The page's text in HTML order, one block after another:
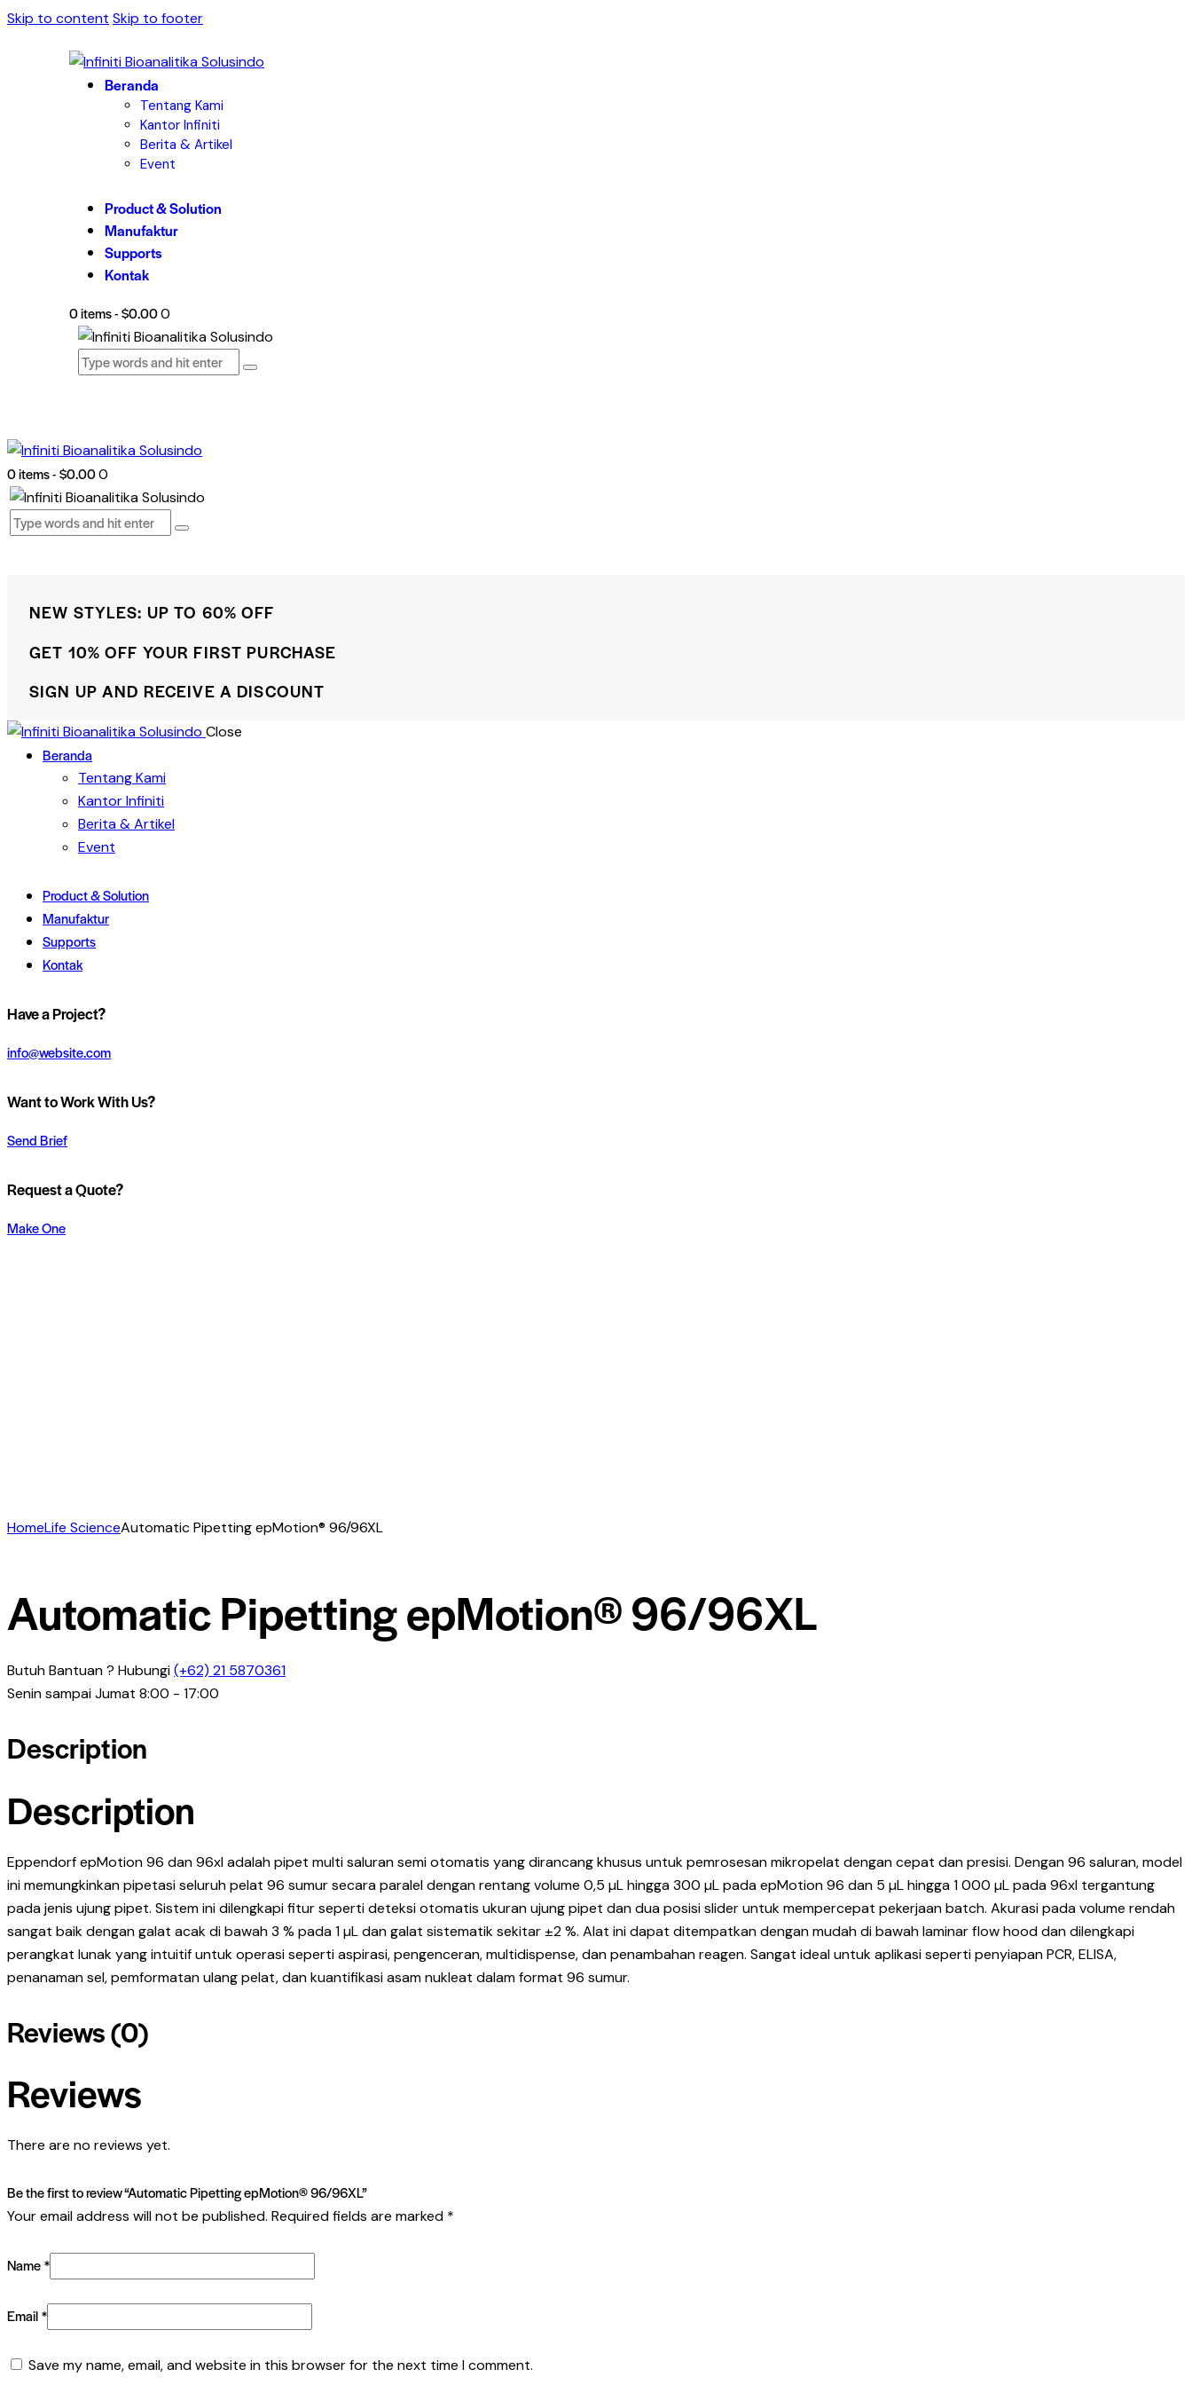
Skip to content Skip to footer
Beranda
Tentang Kami
Kantor Infiniti
Berita & Artikel
Event
Product & Solution
Manufaktur
Supports
Kontak
0 items-$0.000
0 items-$0.000
NEW STYLES: UP TO 60% OFF
GET 10% OFF YOUR FIRST PURCHASE
SIGN UP AND RECEIVE A DISCOUNT
Close
Beranda
Tentang Kami
Kantor Infiniti
Berita & Artikel
Event
Product & Solution
Manufaktur
Supports
Kontak
Have a Project?
info@website.com
Want to Work With Us?
Send Brief
Request a Quote?
Make One
HomeLife ScienceAutomatic Pipetting epMotion® 96/96XL
Automatic Pipetting epMotion® 96/96XL
Butuh Bantuan ? Hubungi(+62) 21 5870361
Senin sampai Jumat 8:00 - 17:00
Description
Description
Eppendorf epMotion 96 dan 96xl adalah pipet multi saluran semi otomatis yang dirancang khusus untuk pemrosesan mikropelat dengan cepat dan presisi. Dengan 96 saluran, model
ini memungkinkan pipetasi seluruh pelat 96 sumur secara paralel dengan rentang volume 0,5 µL hingga 300 µL pada epMotion 96 dan 5 µL hingga 1 000 µL pada 96xl tergantung
pada jenis ujung pipet. Sistem ini dilengkapi fitur seperti deteksi otomatis ukuran ujung pipet dan dua posisi slider untuk mempercepat pekerjaan batch. Akurasi pada volume rendah
sangat baik dengan galat acak di bawah 3 % pada 1 µL dan galat sistematik sekitar ±2 %. Alat ini dapat ditempatkan dengan mudah di bawah laminar flow hood dan dilengkapi
perangkat lunak yang intuitif untuk operasi seperti aspirasi, pengenceran, multidispense, dan penambahan reagen. Sangat ideal untuk aplikasi seperti penyiapan PCR, ELISA,
penanaman sel, pemformatan ulang pelat, dan kuantifikasi asam nukleat dalam format 96 sumur.
Reviews (0)
Reviews
There are no reviews yet.
Be the first to review “Automatic Pipetting epMotion® 96/96XL”
Your email address will not be published. Required fields are marked *
Name*
Email*
Save my name, email, and website in this browser for the next time I comment.